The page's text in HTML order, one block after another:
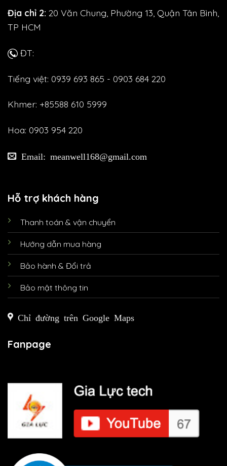
Địa chỉ 2: 20 Văn Chung, Phường 13, Quận Tân Bình,
TP HCM
ĐT:
Tiếng việt: 0939 693 865 - 0903 684 220
Khmer: +85588 610 5999
Hoa: 0903 954 220
Email: meanwell168@gmail.com
Hỗ trợ khách hàng
Thanh toán & vận chuyển
Hướng dẫn mua hàng
Bảo hành & Đổi trả
Bảo mật thông tin
Chỉ đường trên Google Maps
Fanpage